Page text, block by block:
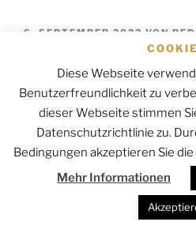
Pferderecht
Thema
Tierhalterhaftung:
Wer
wenn
VERÖFFENTLICHT
6. SEPTEMBER 2022 VON
Ihre Anwälte für
zum Thema:
eines vierjährigen
geführten Pferd
LG Meiningen 19.08.2022
Im vorliegenden Fall war der
Diese Webseite
Benutzerfreundlichkeit zu
dieser Webseite stimmen
Datenschutzrichtlinie zu.
Bedingungen akzeptieren Sie
Mehr Informationen